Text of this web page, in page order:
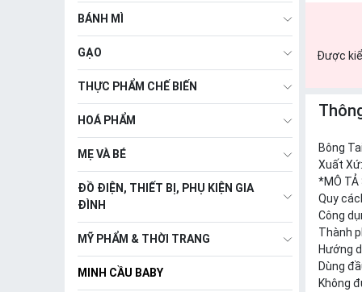
BÁNH MÌ
GẠO
THỰC PHẨM CHẾ BIẾN
HOÁ PHẨM
MẸ VÀ BÉ
ĐỒ ĐIỆN, THIẾT BỊ, PHỤ KIỆN GIA
ĐÌNH
MỸ PHẨM & THỜI TRANG
MINH CẦU BABY
Được
Bông
Xuất
*MÔ TẢ
Quy
Công
Thành
Hướng
Dùng
Không